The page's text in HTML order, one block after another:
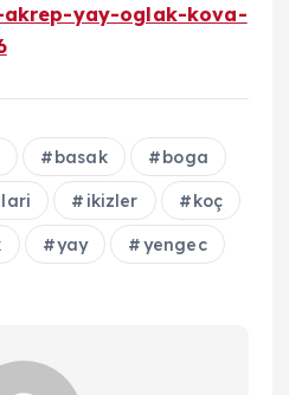
yay-oglak-kova-
basak boga
ikizler koç
yay yengec